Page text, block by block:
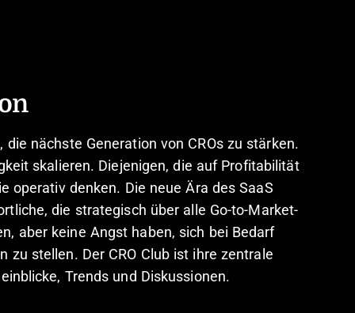
die nächste Generation von CROs zu stärken.
skalieren. Diejenigen, die auf Profitabilität
operativ denken. Die neue Ära des SaaS
die strategisch über alle Go-to-Market-
aber keine Angst haben, sich bei Bedarf
zu stellen. Der CRO Club ist ihre zentrale
Trends und Diskussionen.